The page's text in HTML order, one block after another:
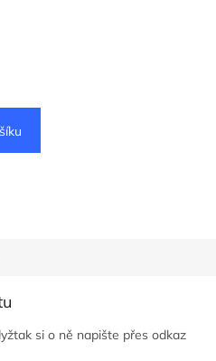
si o ně napište přes odkaz